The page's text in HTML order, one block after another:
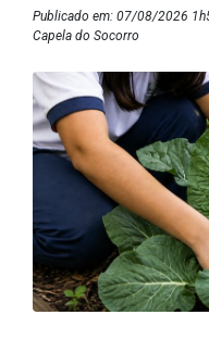
Publicado em: 07/08/2026
Capela do Socorro